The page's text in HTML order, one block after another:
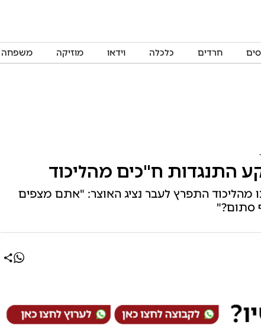
חרדים כלכלה וידאו מוזיקה משפחה
התנגדות ח"כים מהליכוד
מהליכוד התפרץ לעבר נציג האוצר: "אתם מצפים
סתום?"